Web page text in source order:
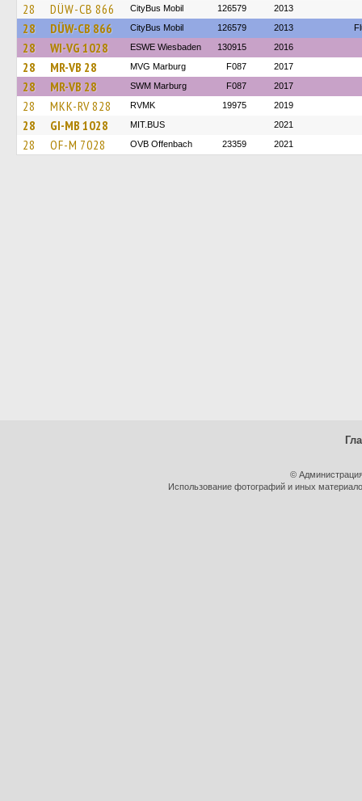
28 DÜW-CB 866 CityBus Mobil 126579 2013
28 DÜW-CB 866 CityBus Mobil 126579 2013
28 WI-VG 1028 ESWE Wiesbaden 130915 2016
28 MR-VB 28 MVG Marburg F087 2017
28 MR-VB 28 SWM Marburg F087 2017
28 MKK-RV 828 RVMK 19975 2019
28 GI-MB 1028 MIT.BUS 2021
28 OF-M 7028 OVB Offenbach 23359 2021
©
Использование фотографий и иных